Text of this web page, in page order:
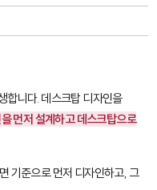
합니다. 데스크탑 디자인을
먼저 설계하고 데스크탑으로
기준으로 먼저 디자인하고, 그